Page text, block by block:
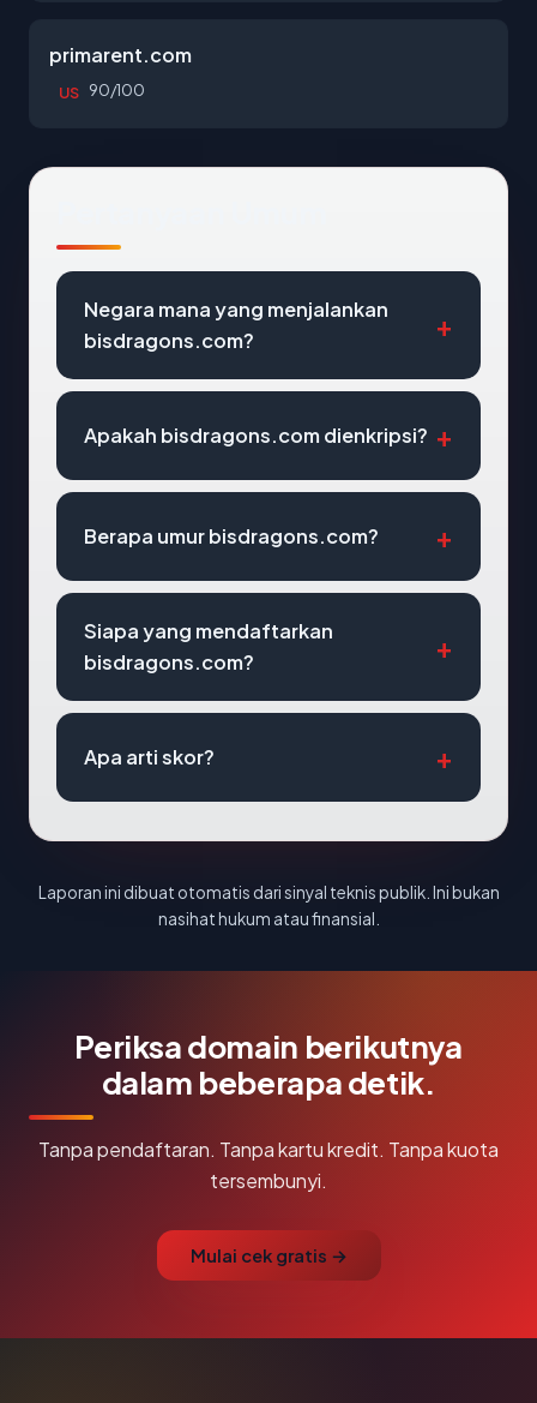
primarent.com
US 90/100
Negara mana yang menjalankan
bisdragons.com?
Apakah bisdragons.com dienkripsi?
Berapa umur bisdragons.com?
Siapa yang mendaftarkan
bisdragons.com?
Apa arti skor?
Laporan ini dibuat otomatis dari sinyal teknis publik. Ini bukan
nasihat hukum atau finansial.
Periksa domain berikutnya
dalam beberapa detik.
Tanpa pendaftaran. Tanpa kartu kredit. Tanpa kuota
tersembunyi.
Mulai cek gratis →